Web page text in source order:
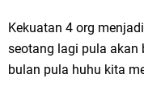
Kekuatan 4 org
seotang lagi pula akan
bulan pula huhu kita